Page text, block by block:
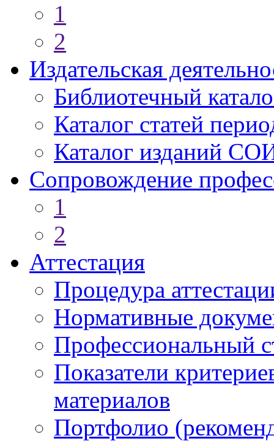
1
2
Издательская
Библиотечный
Каталог статей
Каталог изданий
Сопровождение
1
2
Аттестация
Процедура
Нормативные
Профессиональный
Показатели
материалов
Портфолио